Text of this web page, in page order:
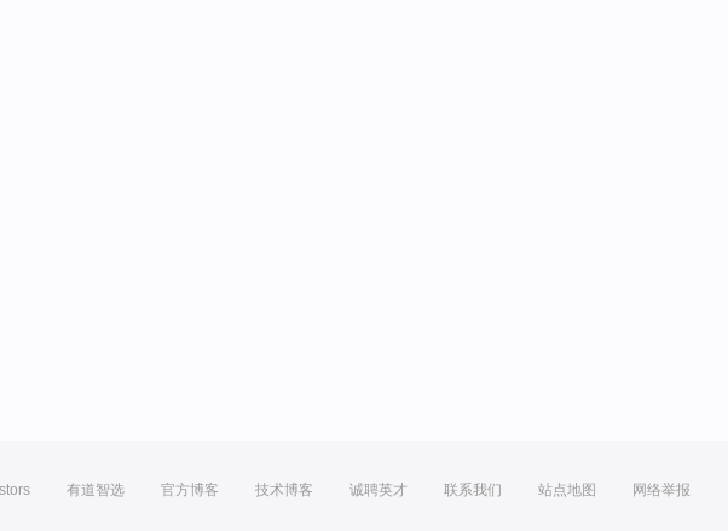
有道智选 官方博客 技术博客 诚聘英才 联系我们 站点地图 网络举报